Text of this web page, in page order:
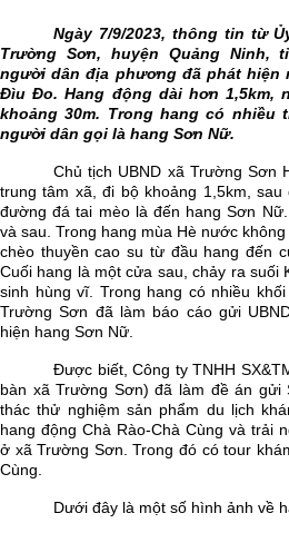
Ngày 7/9/2023, thông tin từ
Trường Sơn, huyện Quảng Ninh,
người dân địa phương đã phát hiện
Đìu Đo. Hang động dài hơn 1,5km,
khoảng 30m. Trong hang có nhiều
người dân gọi là hang Sơn Nữ.
Chủ tịch UBND xã Trường Sơn
trung tâm xã, đi bộ khoảng 1,5km,
đường đá tai mèo là đến hang Sơn
và sau. Trong hang mùa Hè nước
chèo thuyền cao su từ đầu hang đến
Cuối hang là một cửa sau, chảy ra suối
sinh hùng vĩ. Trong hang có nhiều
Trường Sơn đã làm báo cáo gửi
hiện hang Sơn Nữ.
Được biết, Công ty TNHH
bàn xã Trường Sơn) đã làm đề án gửi
thác thử nghiệm sản phẩm du lịch
hang động Chà Rào-Chà Cùng và trải
ở xã Trường Sơn. Trong đó có tour
Cùng.
Dưới đây là một số hình ảnh về